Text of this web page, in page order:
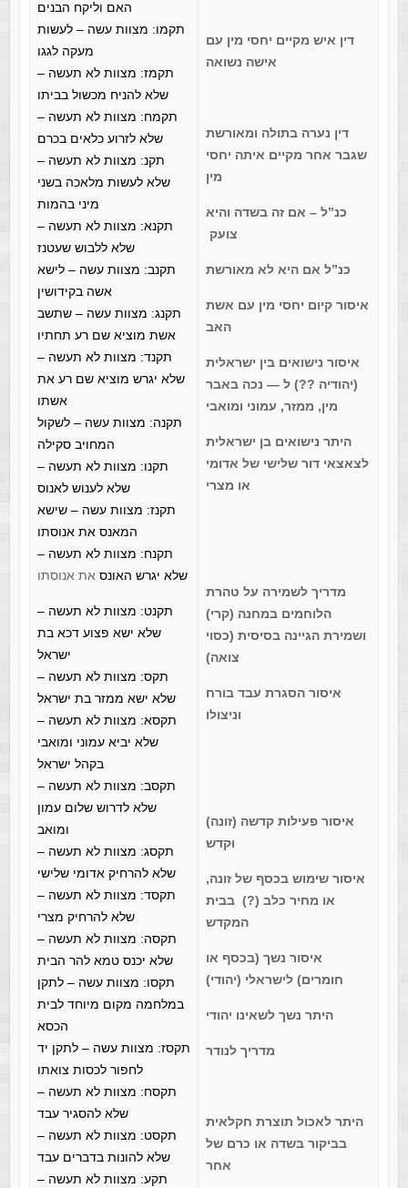
דין איש מקיים יחסי מין עם
אישה נשואה
דין נערה בתולה ומאורשת
שגבר אחר מקיים איתה יחסי
מין
כנ”ל – אם זה בשדה והיא
צועק
כנ”ל אם היא לא מאורשת
איסור קיום יחסי מין עם אשת
האב
איסור נישואים בין ישראלית
(יהודיה ??) ל — נכה באבר
מין, ממזר, עמוני ומואבי
היתר נישואים בן ישראלית
לצאצאי דור שלישי של אדומי
או מצרי
מדריך לשמירה על טהרת
הלוחמים במחנה (קרי)
ושמירת הגיינה בסיסית (כסוי
צואה)
איסור הסגרת עבד בורח
וניצולו
איסור פעילות קדשה (זונה)
וקדש
איסור שימוש בכסף של זונה,
או מחיר כלב (?) בבית
המקדש
איסור נשך (בכסף או
חומרים) לישראלי (יהודי)
היתר נשך לשאינו יהודי
מדריך לנודר
היתר לאכול תוצרת חקלאית
בביקור בשדה או כרם של
אחר
האם וליקח הבנים
תקמו: מצוות עשה – לעשות
מעקה לגגו
תקמז: מצוות לא תעשה –
שלא להניח מכשול בביתו
תקמח: מצוות לא תעשה –
שלא לזרוע כלאים בכרם
תקנ: מצוות לא תעשה –
שלא לעשות מלאכה בשני
מיני בהמות
תקנא: מצוות לא תעשה –
שלא ללבוש שעטנז
תקנב: מצוות עשה – לישא
אשה בקידושין
תקנג: מצוות עשה – שתשב
אשת מוציא שם רע תחתיו
תקנד: מצוות לא תעשה –
שלא יגרש מוציא שם רע את
אשתו
תקנה: מצוות עשה – לשקול
המחויב סקילה
תקנו: מצוות לא תעשה –
שלא לענוש לאנוס
תקנז: מצוות עשה – שישא
המאנס את אנוסתו
תקנח: מצוות לא תעשה –
שלא יגרש האונס את אנוסתו
תקנט: מצוות לא תעשה –
שלא ישא פצוע דכא בת
ישראל
תקס: מצוות לא תעשה –
שלא ישא ממזר בת ישראל
תקסא: מצוות לא תעשה –
שלא יביא עמוני ומואבי
בקהל ישראל
תקסב: מצוות לא תעשה –
שלא לדרוש שלום עמון
ומואב
תקסג: מצוות לא תעשה –
שלא להרחיק אדומי שלישי
תקסד: מצוות לא תעשה –
שלא להרחיק מצרי
תקסה: מצוות לא תעשה –
שלא יכנס טמא להר הבית
תקסו: מצוות עשה – לתקן
במלחמה מקום מיוחד לבית
הכסא
תקסז: מצוות עשה – לתקן יד
לחפור לכסות צואתו
תקסח: מצוות לא תעשה –
שלא להסגיר עבד
תקסט: מצוות לא תעשה –
שלא להונות בדברים עבד
תקע: מצוות לא תעשה –